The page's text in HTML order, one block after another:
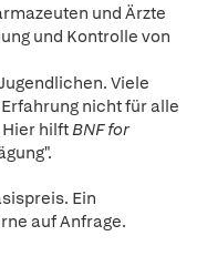
und Ärzte
und Kontrolle von
Viele
nicht für alle
hilftBNF for
Ein
auf Anfrage.